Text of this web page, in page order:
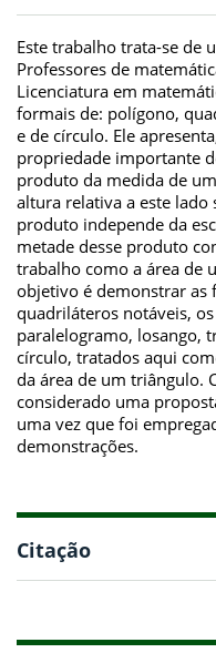
Este trabalho trata-se de
Professores de
Licenciatura em
formais de: polígono,
e de círculo. Ele
propriedade importante
produto da medida de
altura relativa a este lado
produto independe da
metade desse produto
trabalho como a área de
objetivo é demonstrar as
quadriláteros notáveis,
paralelogramo, losango,
círculo, tratados aqui
da área de um triângulo.
considerado uma
uma vez que foi
demonstrações.
Citação